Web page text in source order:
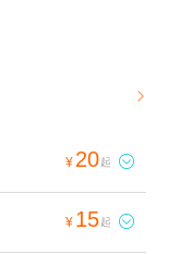

¥ 20起 
¥ 15起 